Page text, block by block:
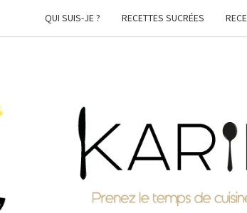
QUI SUIS-JE ? RECETTES SUCRÉES
Prenez
Le
Temps
De